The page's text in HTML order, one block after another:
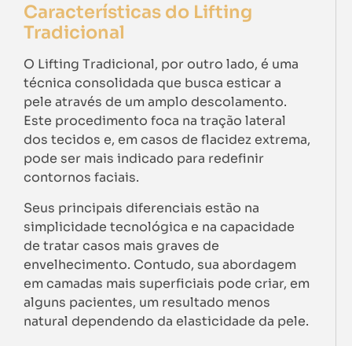
Características do Lifting
Tradicional
O Lifting Tradicional, por outro lado, é uma
técnica consolidada que busca esticar a
pele através de um amplo descolamento.
Este procedimento foca na tração lateral
dos tecidos e, em casos de flacidez extrema,
pode ser mais indicado para redefinir
contornos faciais.
Seus principais diferenciais estão na
simplicidade tecnológica e na capacidade
de tratar casos mais graves de
envelhecimento. Contudo, sua abordagem
em camadas mais superficiais pode criar, em
alguns pacientes, um resultado menos
natural dependendo da elasticidade da pele.